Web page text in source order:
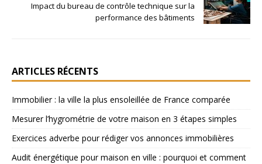
Impact du bureau de contrôle technique sur la
performance des bâtiments
ARTICLES RÉCENTS
Immobilier : la ville la plus ensoleillée de France comparée
Mesurer l’hygrométrie de votre maison en 3 étapes simples
Exercices adverbe pour rédiger vos annonces immobilières
Audit énergétique pour maison en ville : pourquoi et comment